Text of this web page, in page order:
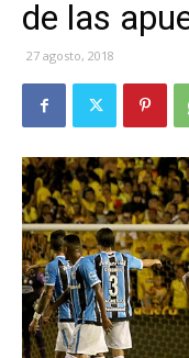
de las
27 agosto, 2018